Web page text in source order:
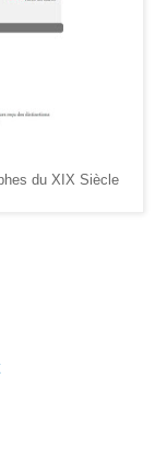
du XIX Siècle